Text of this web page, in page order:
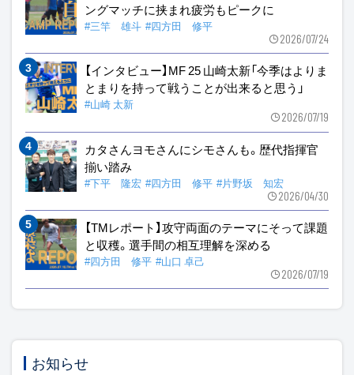
ングマッチに挟まれ疲労もピークに
#三竿 雄斗 #四方田 修平
2026/07/24
【インタビュー】MF 25 山崎太新「今季はよりま
とまりを持って戦うことが出来ると思う」
#山崎 太新
2026/07/19
カタさんヨモさんにシモさんも。歴代指揮官
揃い踏み
#下平 隆宏 #四方田 修平 #片野坂 知宏
2026/04/30
【TMレポート】攻守両面のテーマにそって課題
と収穫。選手間の相互理解を深める
#四方田 修平 #山口 卓己
2026/07/19
お知らせ